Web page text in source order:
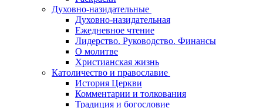
Духовно-назидательные
Духовно-назидательная
Ежедневное чтение
Лидерство. Руководство. Финансы
О молитве
Христианская жизнь
Католичество и православие
История Церкви
Комментарии и толкования
Традиция и богословие